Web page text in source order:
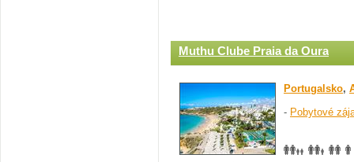
Muthu Clube Praia da Oura
Portugalsko,
- Pobytové